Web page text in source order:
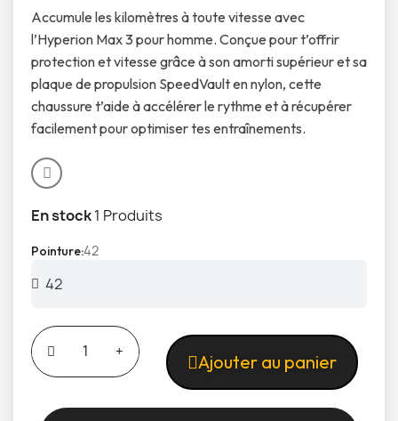
Accumule les kilomètres à toute vitesse avec
l’Hyperion Max 3 pour homme. Conçue pour t’offrir
protection et vitesse grâce à son amorti supérieur et sa
plaque de propulsion SpeedVault en nylon, cette
chaussure t’aide à accélérer le rythme et à récupérer
facilement pour optimiser tes entraînements.
En stock1 Produits
Pointure42
Ajouter au panier